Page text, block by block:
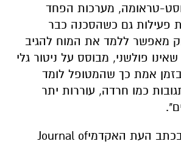
טראומה, מערכות הפחד
פעילות גם כשהסכנה כבר
מאפשר ללמד את המוח להגיב
פולשני, מבוסס על ניטור גלי
אמת כך שהמטופל לומד
כמו חרדה, עוררות יתר
מחקר שפורסם בכתב העת האקדמיJournal of